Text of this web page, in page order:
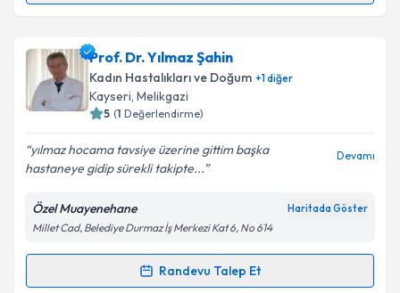
takvim hazırlandığında e-posta ile bilgilendireceğiz.
E-posta Adresiniz
Kişisel verilerimin işlenmesine ilişkin
kapsamda işlenmesini kabul ediyorum.
Takvim Talebini Gönder
Prof. Dr. Yılmaz Şahin
Kadın Hastalıkları ve Doğum +1diğer
Kayseri, Melikgazi
5 (1 Değerlendirme)
yılmaz hocama tavsiye üzerine gittim başka
hastaneye gidip sürekli takipte...
Devamı
Özel Muayenehane Haritada Göster
Millet Cad, Belediye Durmaz İş Merkezi Kat 6, No 614
Randevu Talep Et
Randevu Takvimi Talebi